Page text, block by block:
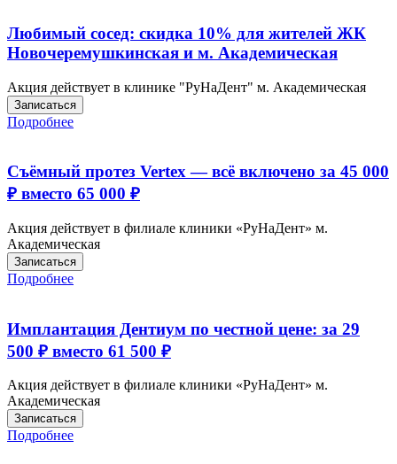
Любимый сосед: скидка 10% для жителей ЖК
Новочеремушкинская и м. Академическая
Акция действует в клинике "РуНаДент" м. Академическая
Записаться
Подробнее
Съёмный протез Vertex — всё включено за 45 000
₽ вместо 65 000 ₽
Акция действует в филиале клиники «РуНаДент» м.
Академическая
Записаться
Подробнее
Имплантация Дентиум по честной цене: за 29
500 ₽ вместо 61 500 ₽
Акция действует в филиале клиники «РуНаДент» м.
Академическая
Записаться
Подробнее